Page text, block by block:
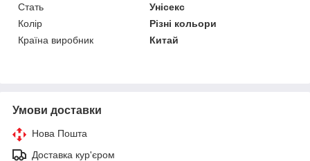
Стать
Унісекс
Колір
Різні кольори
Країна виробник
Китай
Умови доставки
Нова Пошта
Доставка кур'єром